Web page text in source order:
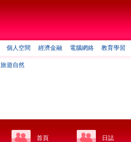
個人空間 經濟金融 電腦網絡 教育學習
旅遊自然
首頁 日誌